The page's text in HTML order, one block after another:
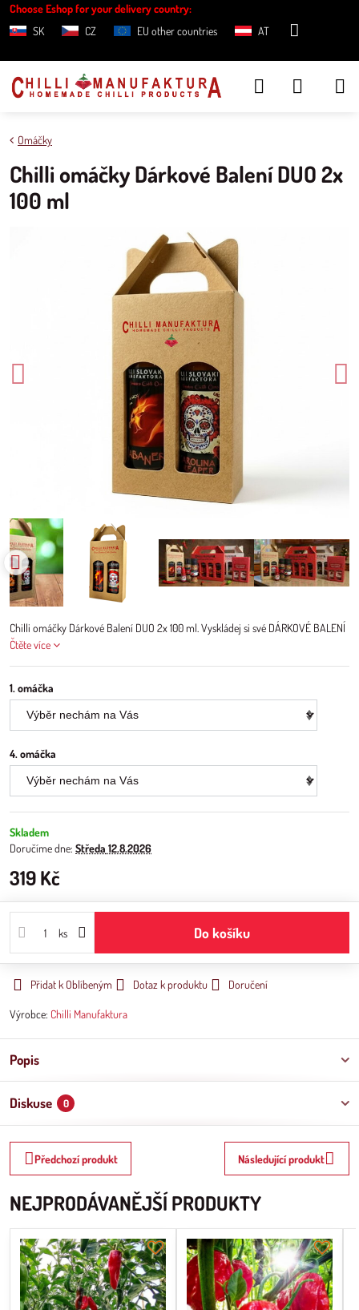
Choose Eshop for your delivery country:
SK
CZ EU other countries AT
Omáčky
Chilli omáčky Dárkové Balení DUO 2x
100 ml
Chilli omáčky Dárkové Balení DUO 2x 100 ml. Vyskládej si své DÁRKOVÉ BALENÍ
Čtěte více
1. omáčka
4. omáčka
Skladem
Doručíme dne: Středa 12.8.2026
319 Kč
ks Do košíku
Přidat k Oblíbeným Dotaz k produktu Doručení
Výrobce: Chilli Manufaktura
Popis
Diskuse 0
Předchozí produkt Následující produkt
NEJPRODÁVANĚJŠÍ PRODUKTY